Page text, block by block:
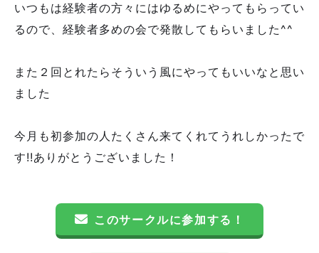
いつもは経験者の方々にはゆるめにやってもらってい
るので、経験者多めの会で発散してもらいました^^
また２回とれたらそういう風にやってもいいなと思い
ました
今月も初参加の人たくさん来てくれてうれしかったで
す!!ありがとうございました！
このサークルに参加する！